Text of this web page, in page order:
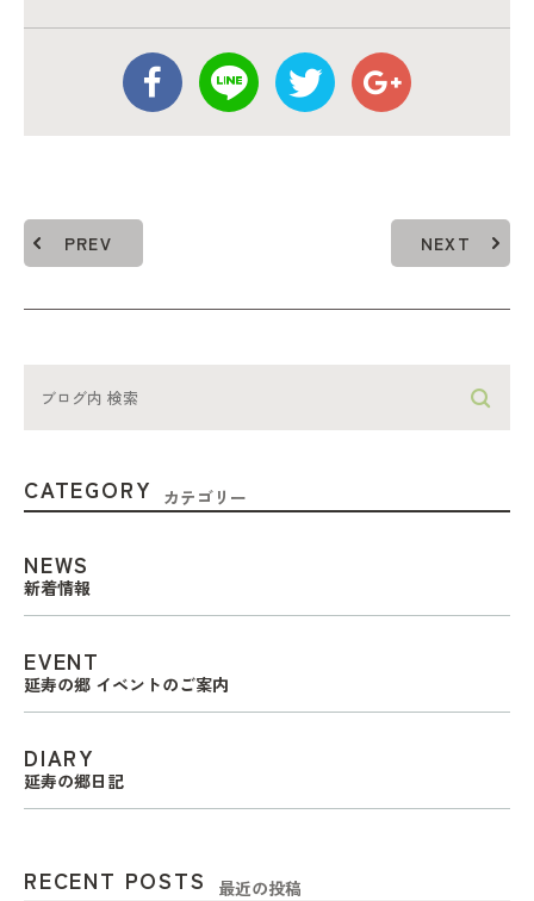
PREV NEXT
CATEGORY カテゴリー
NEWS
新着情報
EVENT
延寿の郷 イベントのご案内
DIARY
延寿の郷日記
RECENT POSTS 最近の投稿